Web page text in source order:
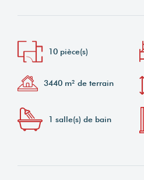
10 pièce(s)
3440 m² de terrain
1 salle(s) de bain